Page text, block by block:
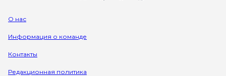
О нас
Информация о команде
Контакты
Редакционная политика